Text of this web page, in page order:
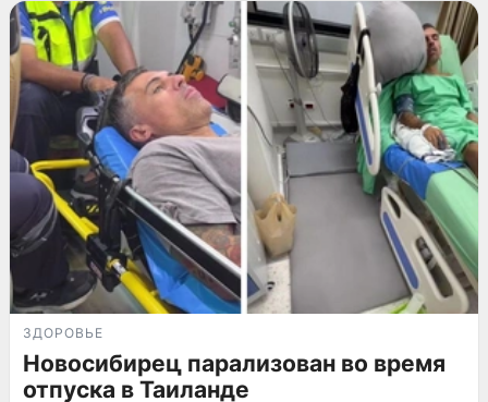
ЗДОРОВЬЕ
Новосибирец парализован во время
отпуска в Таиланде